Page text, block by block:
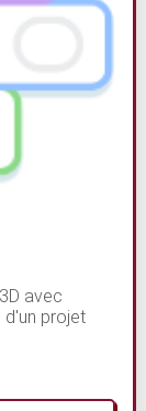
avec
d'un projet